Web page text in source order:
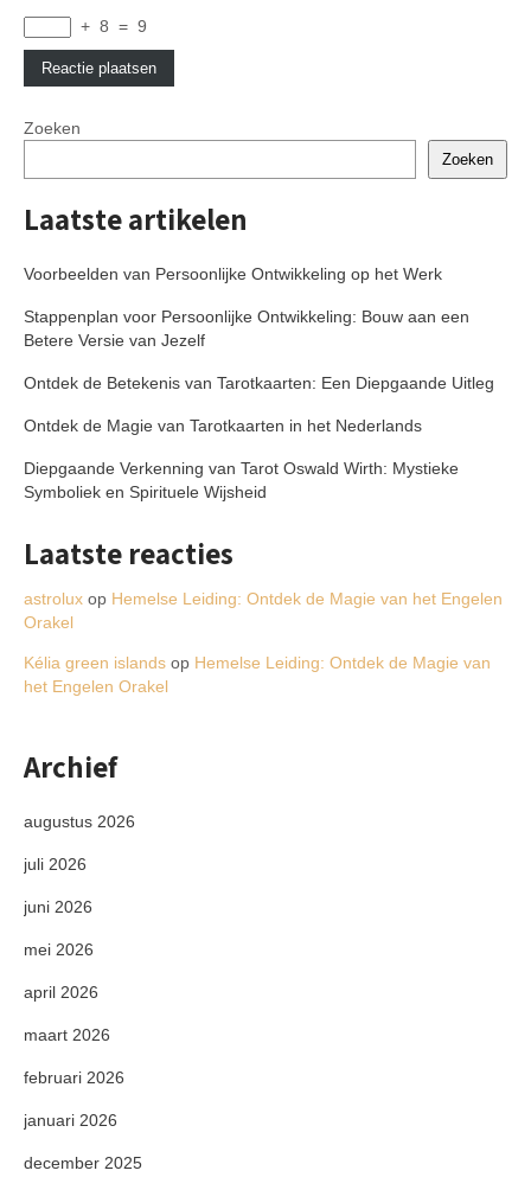
+ 8 = 9
Zoeken
Zoeken
Laatste artikelen
Voorbeelden van Persoonlijke Ontwikkeling op het Werk
Stappenplan voor Persoonlijke Ontwikkeling: Bouw aan een
Betere Versie van Jezelf
Ontdek de Betekenis van Tarotkaarten: Een Diepgaande Uitleg
Ontdek de Magie van Tarotkaarten in het Nederlands
Diepgaande Verkenning van Tarot Oswald Wirth: Mystieke
Symboliek en Spirituele Wijsheid
Laatste reacties
astrolux op Hemelse Leiding: Ontdek de Magie van het Engelen
Orakel
Kélia green islands op Hemelse Leiding: Ontdek de Magie van
het Engelen Orakel
Archief
augustus 2026
juli 2026
juni 2026
mei 2026
april 2026
maart 2026
februari 2026
januari 2026
december 2025